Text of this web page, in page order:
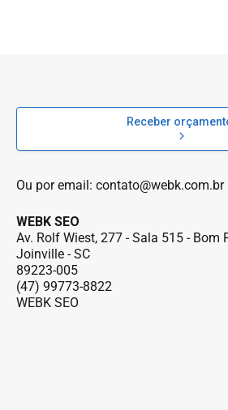
Receber
Ou por email: contato@webk.com.br
WEBK SEO
Av. Rolf Wiest, 277 - Sala 515 - Bom
Joinville - SC
89223-005
(47) 99773-8822
WEBK SEO